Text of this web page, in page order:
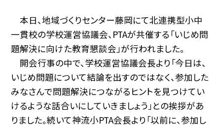
本日、地域づくりセンター藤岡にて北連携型小中
一貫校の学校運営協議会、PTAが共催する「いじめ問
題解決に向けた教育懇談会」が行われました。
開会行事の中で、学校運営協議会長より「今日は、
いじめ問題について結論を出すのではなく、参加した
みなさんで問題解決につながるヒントを見つけてい
けるような話合いにしていきましょう」との挨拶があ
りました。続いて神流小PTA会長より「以前に、参加し